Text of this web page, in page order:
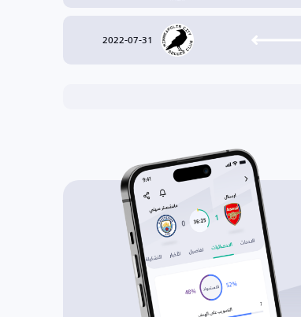
2022-07-31